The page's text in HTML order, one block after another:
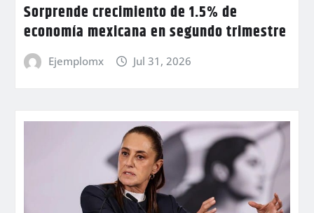
Sorprende crecimiento de 1.5% de
economía mexicana en segundo trimestre
Ejemplomx Jul 31, 2026